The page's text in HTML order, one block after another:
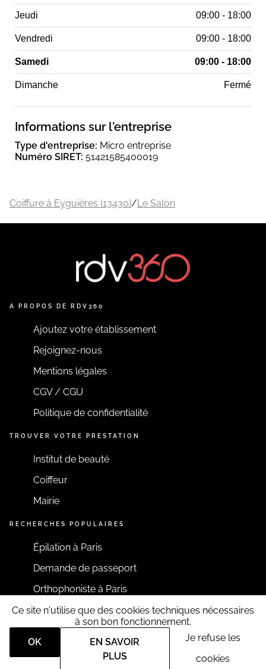
Jeudi 09:00 - 18:00
Vendredi 09:00 - 18:00
Samedi 09:00 - 18:00
Dimanche Fermé
Informations sur l'entreprise
Type d'entreprise: Micro entreprise
Numéro SIRET: 51421585400019
Coiffure à Eyguières (13430)/Le Salon
A PROPOS DE RDV360
Ajoutez votre établissement
Rejoignez-nous
Mentions légales
CGV / CGU
Politique de confidentialité
TROUVER VOTRE PRESTATION
Institut de beauté
Coiffeur
Mairie
RECHERCHES POPULAIRES
Épilation à Paris
Demande de passeport
Orthophoniste à Paris
RESTONS CONNECTÉS
Ce site n'utilise que des cookies techniques nécessaires
à son bon fonctionnement.
OK
EN SAVOIR
PLUS
Je refuse les
cookies